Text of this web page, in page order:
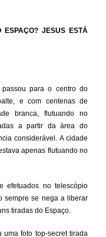
ESPAÇO? JESUS ESTÁ
passou para o centro do
e com centenas de
branca, flutuando no
a partir da área do
considerável. A cidade
apenas flutuando no
efetuados no telescópio
sempre se nega a liberar
tiradas do Espaço.
uma foto top-secret tirada